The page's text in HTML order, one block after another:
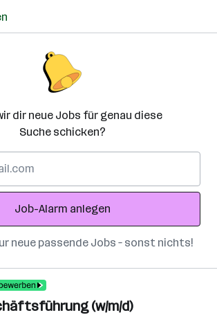
dir neue Jobs für genau diese
Suche schicken?
Job-Alarm anlegen
neue passende Jobs – sonst nichts!
(w/m/d)